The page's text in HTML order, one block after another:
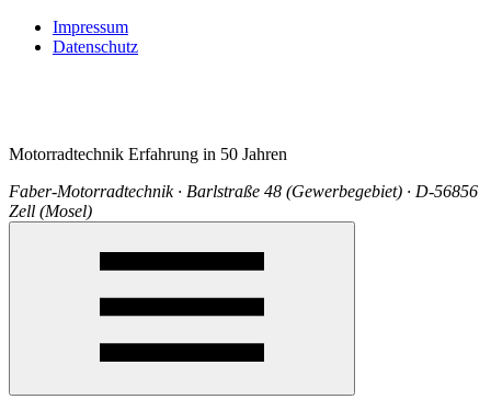
Impressum
Datenschutz
Motorradtechnik Erfahrung in 50 Jahren
Faber-Motorradtechnik · Barlstraße 48 (Gewerbegebiet) · D-56856
Zell (Mosel)